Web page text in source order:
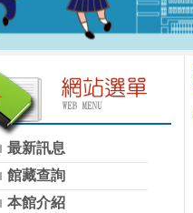
最新訊息
館藏查詢
本館介紹